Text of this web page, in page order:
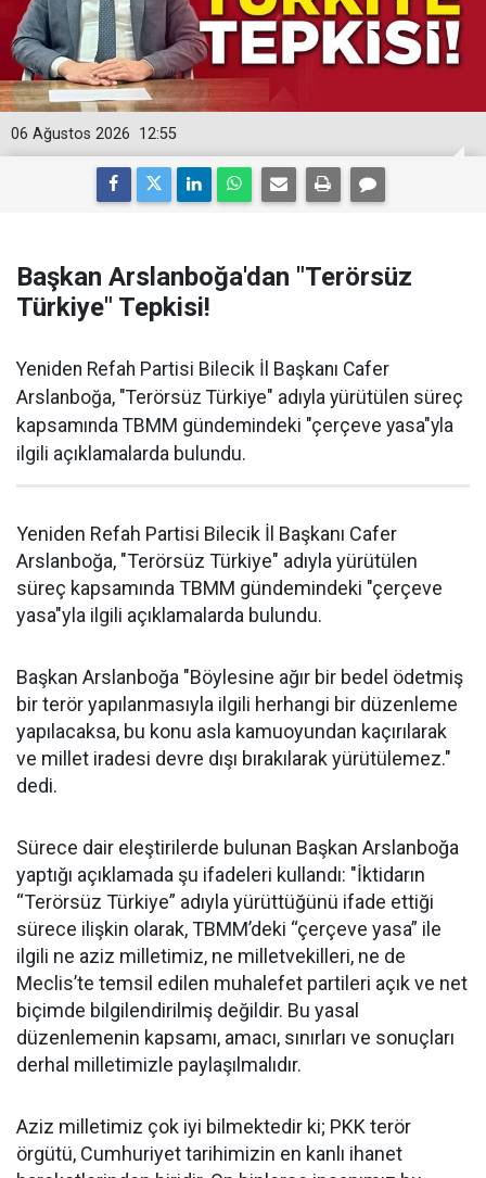
12:55
06 Ağustos 2026
Başkan Arslanboğa'dan "Terörsüz
Türkiye" Tepkisi!
Yeniden Refah Partisi Bilecik İl Başkanı Cafer
Arslanboğa, "Terörsüz Türkiye" adıyla yürütülen süreç
kapsamında TBMM gündemindeki "çerçeve yasa"yla
ilgili açıklamalarda bulundu.
Yeniden Refah Partisi Bilecik İl Başkanı Cafer
Arslanboğa, "Terörsüz Türkiye" adıyla yürütülen
süreç kapsamında TBMM gündemindeki "çerçeve
yasa"yla ilgili açıklamalarda bulundu.
Başkan Arslanboğa "Böylesine ağır bir bedel ödetmiş
bir terör yapılanmasıyla ilgili herhangi bir düzenleme
yapılacaksa, bu konu asla kamuoyundan kaçırılarak
ve millet iradesi devre dışı bırakılarak yürütülemez."
dedi.
Sürece dair eleştirilerde bulunan Başkan Arslanboğa
yaptığı açıklamada şu ifadeleri kullandı: "İktidarın
“Terörsüz Türkiye” adıyla yürüttüğünü ifade ettiği
sürece ilişkin olarak, TBMM’deki “çerçeve yasa” ile
ilgili ne aziz milletimiz, ne milletvekilleri, ne de
Meclis’te temsil edilen muhalefet partileri açık ve net
biçimde bilgilendirilmiş değildir. Bu yasal
düzenlemenin kapsamı, amacı, sınırları ve sonuçları
derhal milletimizle paylaşılmalıdır.
Aziz milletimiz çok iyi bilmektedir ki; PKK terör
örgütü, Cumhuriyet tarihimizin en kanlı ihanet